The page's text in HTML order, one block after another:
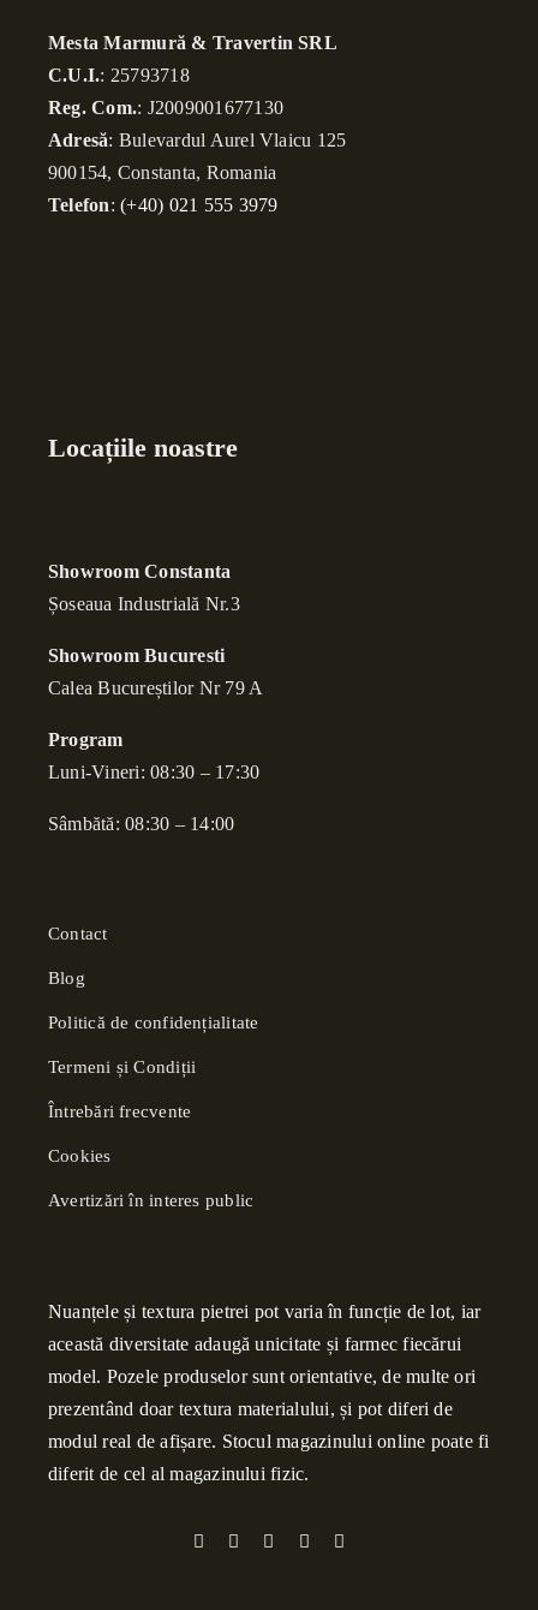
Mesta Marmură & Travertin SRL
C.U.I.: 25793718
Reg. Com.: J2009001677130
Adresă: Bulevardul Aurel Vlaicu 125
900154, Constanta, Romania
Telefon:(+40) 021 555 3979
Locațiile noastre
Showroom Constanta
Șoseaua Industrială Nr.3
Showroom Bucuresti
Calea Bucureștilor Nr 79 A
Program
Luni-Vineri: 08:30 – 17:30
Sâmbătă: 08:30 – 14:00
Contact
Blog
Politică de confidențialitate
Termeni și Condiții
Întrebări frecvente
Cookies
Avertizări în interes public
Nuanțele și textura pietrei pot varia în funcție de lot, iar
această diversitate adaugă unicitate și farmec fiecărui
model. Pozele produselor sunt orientative, de multe ori
prezentând doar textura materialului, și pot diferi de
modul real de afișare. Stocul magazinului online poate fi
diferit de cel al magazinului fizic.